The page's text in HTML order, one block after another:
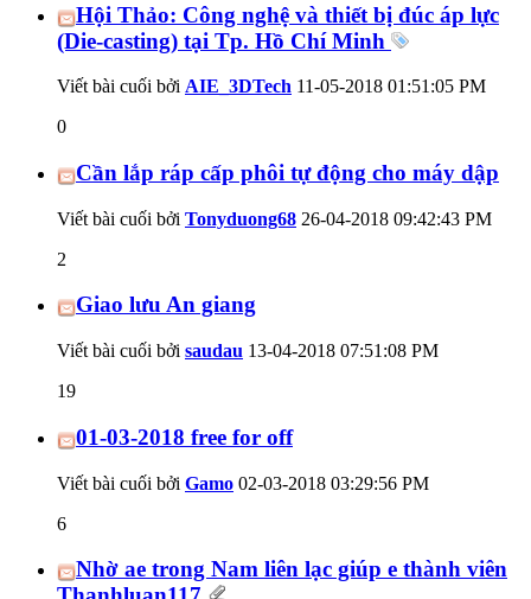
Hội Thảo: Công nghệ và thiết bị đúc áp lực
(Die-casting) tại Tp. Hồ Chí Minh
Viết bài cuối bởi AIE_3DTech 11-05-2018 01:51:05 PM
0
Cần lắp ráp cấp phôi tự động cho máy dập
Viết bài cuối bởi Tonyduong68 26-04-2018 09:42:43 PM
2
Giao lưu An giang
Viết bài cuối bởi saudau 13-04-2018 07:51:08 PM
19
01-03-2018 free for off
Viết bài cuối bởi Gamo 02-03-2018 03:29:56 PM
6
Nhờ ae trong Nam liên lạc giúp e thành viên